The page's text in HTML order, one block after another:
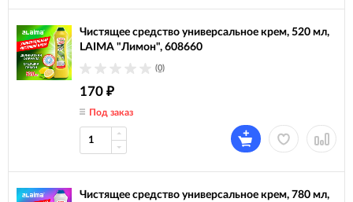
Чистящее средство универсальное крем, 520 мл,
LAIMA "Лимон", 608660
(0)
170 ₽
Под заказ
Чистящее средство универсальное крем, 780 мл,